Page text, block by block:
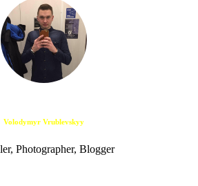
Volodymyr Vrublevskyy
Photographer, Blogger